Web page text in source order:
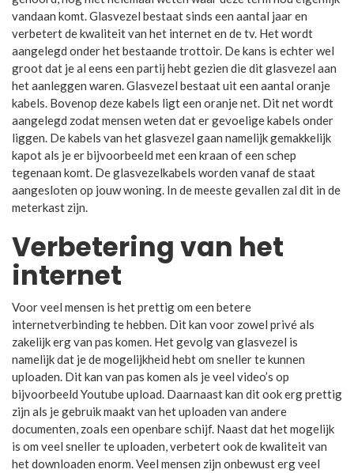
vandaan komt. Glasvezel bestaat sinds een aantal jaar en
verbetert de kwaliteit van het internet en de tv. Het wordt
aangelegd onder het bestaande trottoir. De kans is echter wel
groot dat je al eens een partij hebt gezien die dit glasvezel aan
het aanleggen waren. Glasvezel bestaat uit een aantal oranje
kabels. Bovenop deze kabels ligt een oranje net. Dit net wordt
aangelegd zodat mensen weten dat er gevoelige kabels onder
liggen. De kabels van het glasvezel gaan namelijk gemakkelijk
kapot als je er bijvoorbeeld met een kraan of een schep
tegenaan komt. De glasvezelkabels worden vanaf de staat
aangesloten op jouw woning. In de meeste gevallen zal dit in de
meterkast zijn.
Verbetering van het
internet
Voor veel mensen is het prettig om een betere
internetverbinding te hebben. Dit kan voor zowel privé als
zakelijk erg van pas komen. Het gevolg van glasvezel is
namelijk dat je de mogelijkheid hebt om sneller te kunnen
uploaden. Dit kan van pas komen als je veel video’s op
bijvoorbeeld Youtube upload. Daarnaast kan dit ook erg prettig
zijn als je gebruik maakt van het uploaden van andere
documenten, zoals een openbare schijf. Naast dat het mogelijk
is om veel sneller te uploaden, verbetert ook de kwaliteit van
het downloaden enorm. Veel mensen zijn onbewust erg veel